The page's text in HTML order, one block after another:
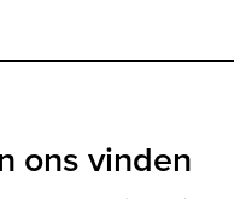
ons vinden